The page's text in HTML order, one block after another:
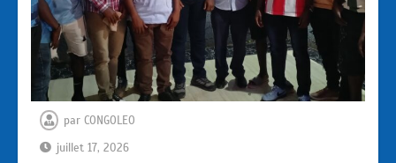
par CONGOLEO
juillet 17, 2026